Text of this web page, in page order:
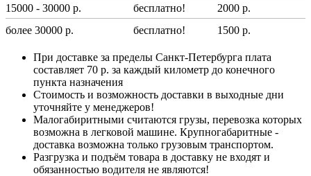
15000 - 30000 р.
бесплатно!
2000 р.
более 30000 р.
бесплатно! 1500 р.
При доставке за пределы Санкт-Петербурга плата
составляет 70 р. за каждый километр до конечного
пункта назначения
Стоимость и возможность доставки в выходные дни
уточняйте у менеджеров!
Малогабиритными считаются грузы, перевозка которых
возможна в легковой машине. Крупногабаритные -
доставка возможна только грузовым транспортом.
Разгрузка и подъём товара в доставку не входят и
обязанностью водителя не являются!